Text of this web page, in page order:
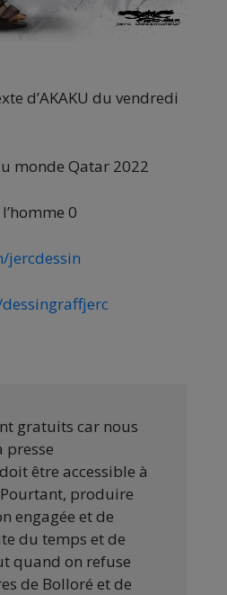
d’AKAKU du vendredi
monde Qatar 2022
0
jercdessin
gratuits car nous
presse
être accessible à
produire
engagée et de
du temps et de
quand on refuse
de Bolloré et de